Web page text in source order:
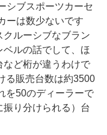
シブスポーツカーセ
ーは数少ないです
クルーシブなブラン
ベルの話でして、ほ
ど桁が違うわけで
る販売台数は約3500
を50のディーラーで
り分けられる）台